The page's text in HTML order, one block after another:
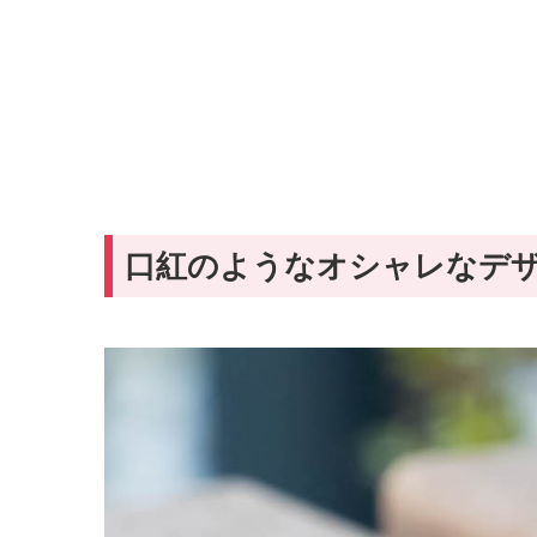
口紅のようなオシャレなデ